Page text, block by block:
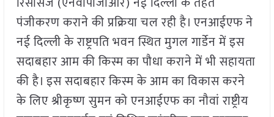
पंजीकरण कराने की प्रक्रिया चल रही है। एनआईएफ ने
नई दिल्ली के राष्ट्रपति भवन स्थित मुगल गार्डेन में इस
सदाबहार आम की किस्म का पौधा कराने में भी सहायता
की है। इस सदाबहार किस्म के आम का विकास करने
के लिए श्रीकृष्ण सुमन को एनआईएफ का नौवां राष्ट्रीय